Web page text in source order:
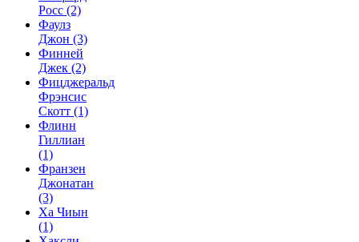
Росс (2)
Фаулз
Джон (3)
Финней
Джек (2)
Фицджеральд
Фрэнсис
Скотт (1)
Флинн
Гиллиан
(1)
Франзен
Джонатан
(3)
Ха Чиын
(1)